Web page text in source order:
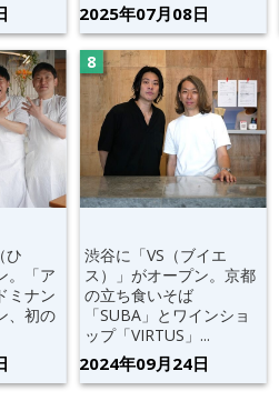
2025年07月08日
ひ
。「ア
ミナン
、初の
渋谷に「VS（ブイエ
ス）」がオープン。京都
の立ち食いそば
「SUBA」とワインショ
ップ「VIRTUS」...
2024年09月24日